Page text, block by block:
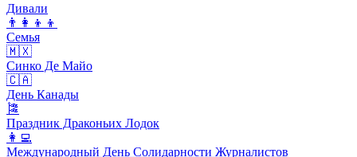
Дивали
👨‍👩‍👦‍👦
Семья
🇲🇽
Синко Де Майо
🇨🇦
День Канады
🎏
Праздник Драконьих Лодок
👩‍💻
Международный День Солидарности Журналистов